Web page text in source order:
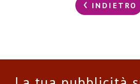
INDIETRO